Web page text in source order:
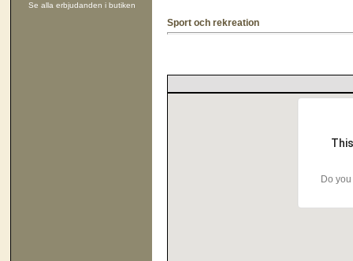
Sport och rekreation
Do
Se alla erbjudanden i butiken